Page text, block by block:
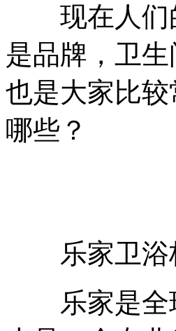
现在人们的
是品牌，卫
也是大家比
哪些？
乐家卫浴
乐家是全球